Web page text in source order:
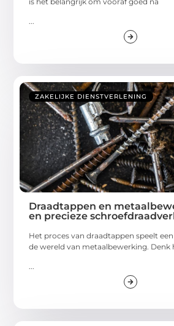
...
ZAKELIJKE DIENSTVERLENING
Draadtappen en
en precieze
Het proces van draadtappen speelt
de wereld van metaalbewerking. Denk
...